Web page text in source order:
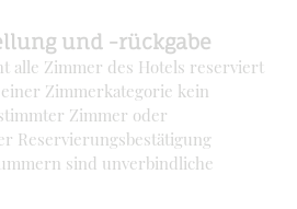
und -rückgabe
alle Zimmer des Hotels reserviert
Zimmerkategorie kein
Zimmer oder
Reservierungsbestätigung
sind unverbindliche